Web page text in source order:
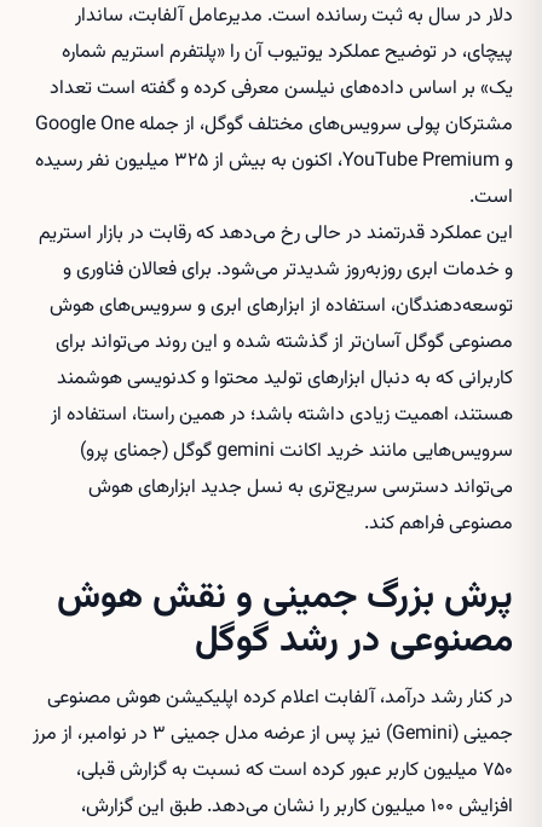
دلار در سال به ثبت رسانده است. مدیرعامل آلفابت، ساندار
پیچای، در توضیح عملکرد یوتیوب آن را «پلتفرم استریم شماره
یک» بر اساس داده‌های نیلسن معرفی کرده و گفته است تعداد
مشترکان پولی سرویس‌های مختلف گوگل، از جمله Google One
و YouTube Premium، اکنون به بیش از ۳۲۵ میلیون نفر رسیده
است.
این عملکرد قدرتمند در حالی رخ می‌دهد که رقابت در بازار استریم
و خدمات ابری روزبه‌روز شدیدتر می‌شود. برای فعالان فناوری و
توسعه‌دهندگان، استفاده از ابزارهای ابری و سرویس‌های هوش
مصنوعی گوگل آسان‌تر از گذشته شده و این روند می‌تواند برای
کاربرانی که به دنبال ابزارهای تولید محتوا و کدنویسی هوشمند
هستند، اهمیت زیادی داشته باشد؛ در همین راستا، استفاده از
سرویس‌هایی مانند خرید اکانت gemini گوگل (جمنای پرو)
می‌تواند دسترسی سریع‌تری به نسل جدید ابزارهای هوش
مصنوعی فراهم کند.
پرش بزرگ جمینی و نقش هوش
مصنوعی در رشد گوگل
در کنار رشد درآمد، آلفابت اعلام کرده اپلیکیشن هوش مصنوعی
جمینی (Gemini) نیز پس از عرضه مدل جمینی ۳ در نوامبر، از مرز
۷۵۰ میلیون کاربر عبور کرده است که نسبت به گزارش قبلی،
افزایش ۱۰۰ میلیون کاربر را نشان می‌دهد. طبق این گزارش،